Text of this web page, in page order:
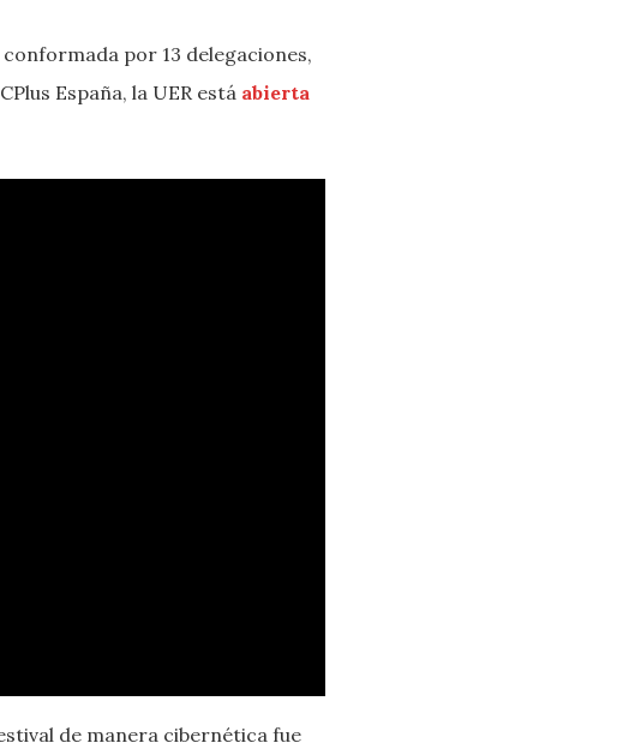
por 13 delegaciones,
España, la UER está abierta
de manera cibernética fue